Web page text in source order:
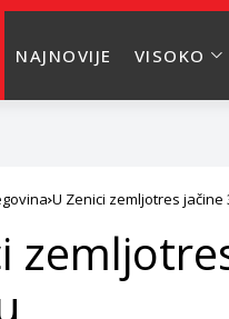
NAJNOVIJE VISOKO
U Zenici zemljotres